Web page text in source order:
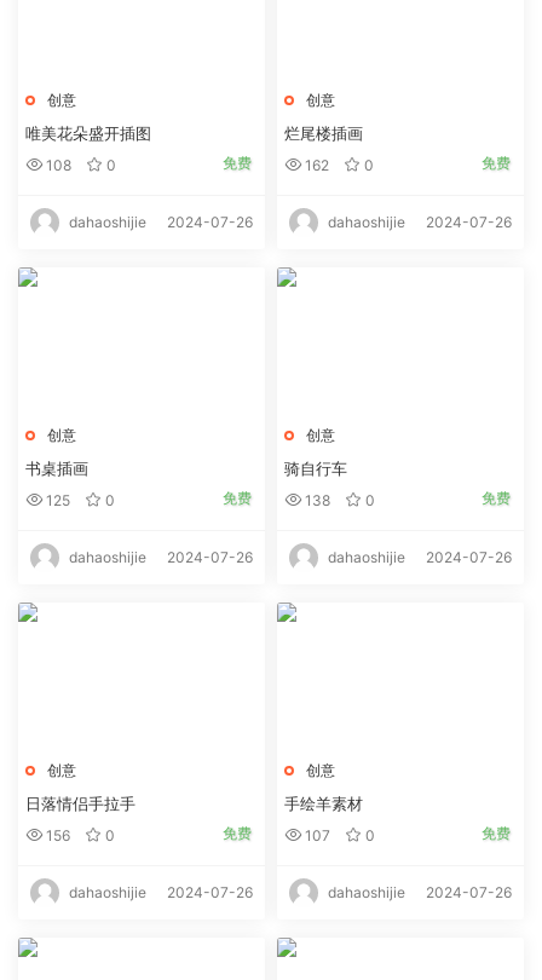
创意
唯美花朵盛开插图
108 0 免费
dahaoshijie 2024-07-26
创意
烂尾楼插画
162 0 免费
dahaoshijie 2024-07-26
创意
书桌插画
125 0 免费
dahaoshijie 2024-07-26
创意
骑自行车
138 0 免费
dahaoshijie 2024-07-26
创意
日落情侣手拉手
156 0 免费
dahaoshijie 2024-07-26
创意
手绘羊素材
107 0 免费
dahaoshijie 2024-07-26